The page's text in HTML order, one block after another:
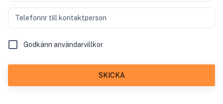
Telefonnr till kontaktperson
Godkänn användarvillkor
SKICKA